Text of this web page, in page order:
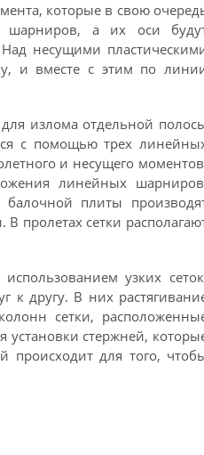
которые в свою
шарниров, а их оси
несущими
и вместе с этим по
излома отдельной
с помощью трех
и несущего
линейных
плиты
пролетах сетки
узких
к другу. В них
сетки,
установки стержней,
происходит для того,